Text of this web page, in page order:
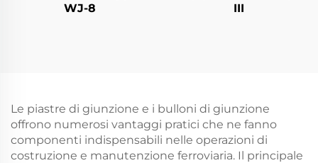
WJ-8
III
Le piastre di giunzione e i bulloni di giunzione
offrono numerosi vantaggi pratici che ne fanno
componenti indispensabili nelle operazioni di
costruzione e manutenzione ferroviaria. Il principale